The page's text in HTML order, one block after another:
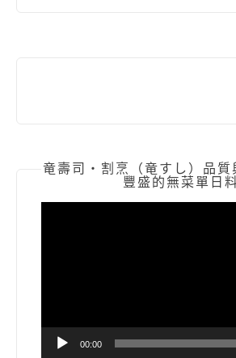
竜壽司‧割烹（竜すし）品質
豐盛的無菜單日
00:00